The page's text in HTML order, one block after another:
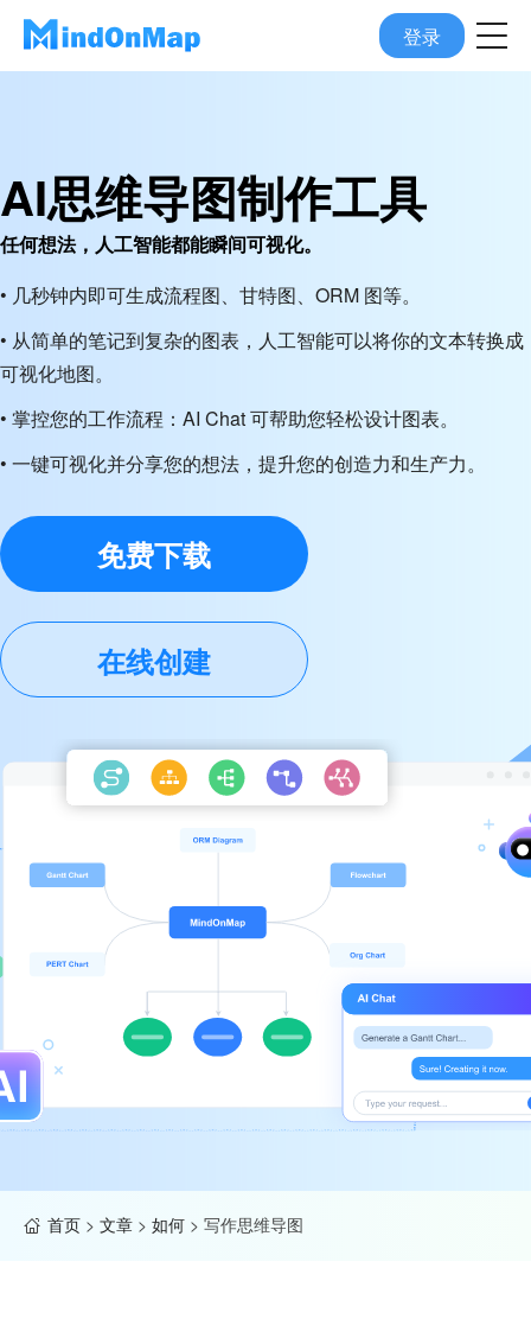
登录
AI思维导图制作工具
任何想法，人工智能都能瞬间可视化。
• 几秒钟内即可生成流程图、甘特图、ORM 图等。
• 从简单的笔记到复杂的图表，人工智能可以将你的文本转换成
可视化地图。
• 掌控您的工作流程：AI Chat 可帮助您轻松设计图表。
• 一键可视化并分享您的想法，提升您的创造力和生产力。
免费下载
在线创建
首页 > 文章 > 如何 > 写作思维导图